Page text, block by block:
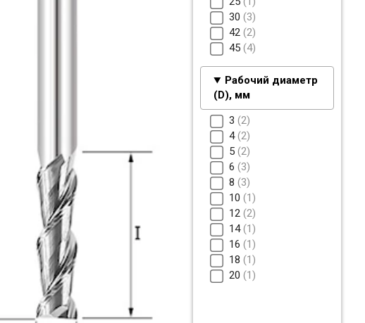
30 3
42 2
45 4
Рабочий диаметр
(D), мм
3 2
4 2
5 2
6 3
8 3
10 1
12 2
14 1
16 1
18 1
20 1